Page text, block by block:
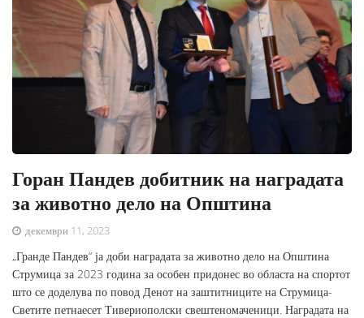
Горан Пандев добитник на наградата
за животно дело на Општина
декември 11, 2023
„Гранде Пандев“ ја доби наградата за животно дело на Општина
Струмица за 2023 година за особен придонес во областа на спортот
што се доделува по повод Денот на заштитниците на Струмица-
Светите петнаесет Тивериополски свештеномаченици. Наградата на